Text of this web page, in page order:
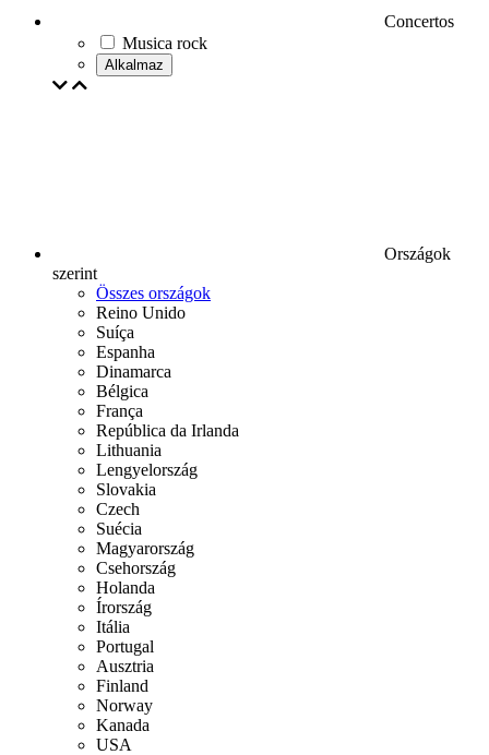
Concertos
Musica rock
Alkalmaz
Országok
szerint
Összes országok
Reino Unido
Suíça
Espanha
Dinamarca
Bélgica
França
República da Irlanda
Lithuania
Lengyelország
Slovakia
Czech
Suécia
Magyarország
Csehország
Holanda
Írország
Itália
Portugal
Ausztria
Finland
Norway
Kanada
USA